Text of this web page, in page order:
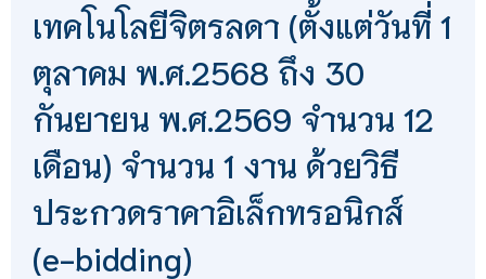
เทคโนโลยีจิตรลดา (ตั้งแต่วันที่ 1
ตุลาคม พ.ศ.2568 ถึง 30
กันยายน พ.ศ.2569 จำนวน 12
เดือน) จำนวน 1 งาน ด้วยวิธี
ประกวดราคาอิเล็กทรอนิกส์
(e-bidding)